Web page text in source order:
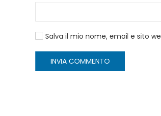
Salva il mio nome, email e sito
INVIA COMMENTO